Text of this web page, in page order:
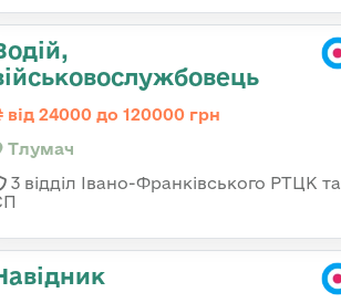
від 24000 до 120000 грн
Тлумач
3 відділ Івано-Франківського РТЦК та